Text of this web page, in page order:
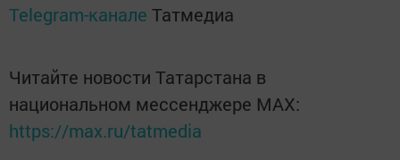
Telegram-канале Татмедиа
Читайте новости Татарстана в
национальном мессенджере MАХ:
https://max.ru/tatmedia